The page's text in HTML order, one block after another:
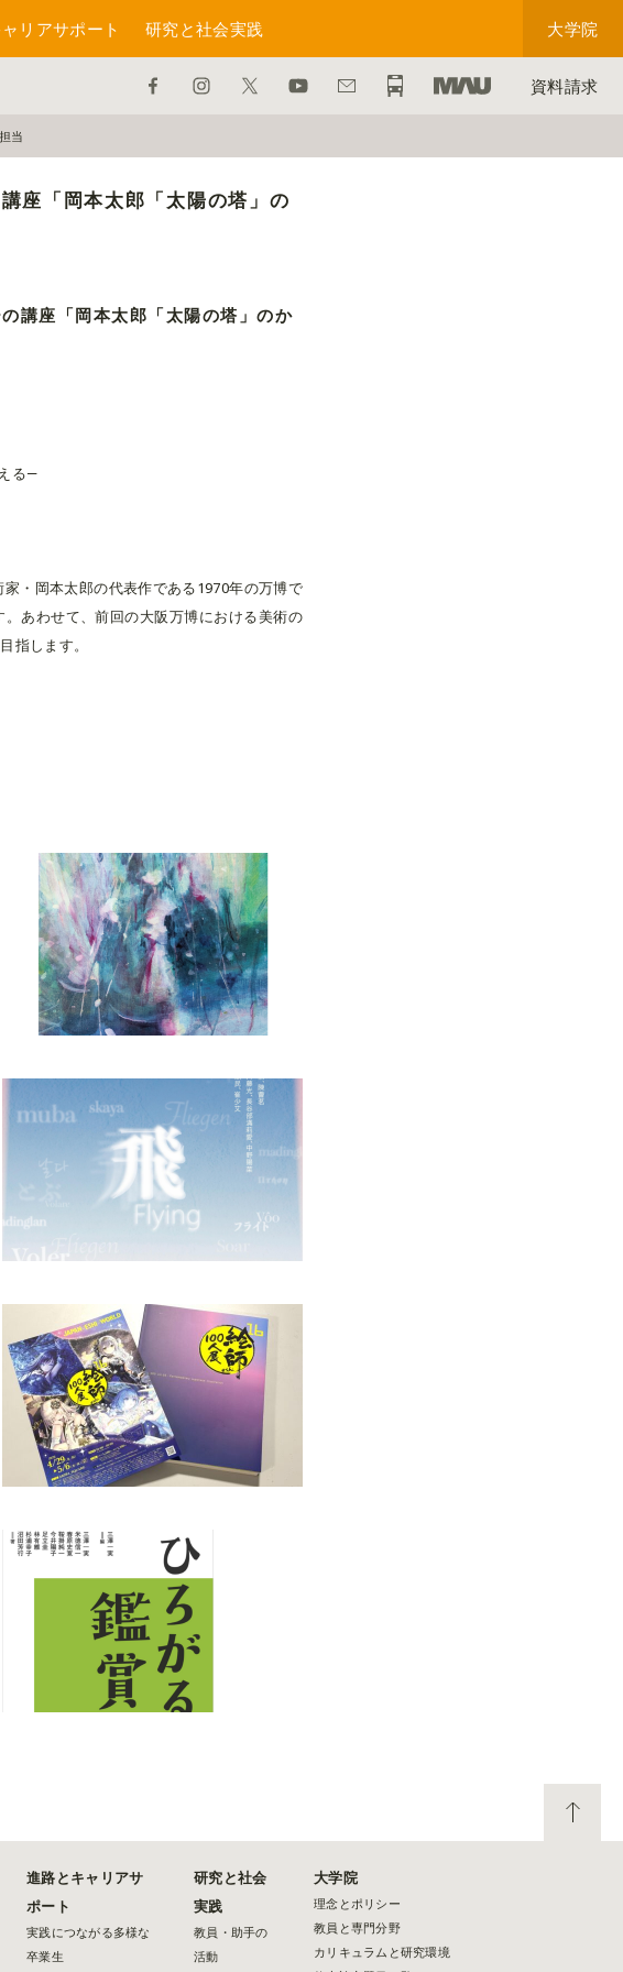
リアサポート 研究と社会実践 大学院
資料請求
当
座「岡本太郎「太陽の塔」の
講座「岡本太郎「太陽の塔」のか
る―
・岡本太郎の代表作である1970年の万博で
あわせて、前回の大阪万博における美術の
指します。
進路とキャリアサ
ポート
実践につながる多様な
卒業生
研究と社会
実践
教員・助手の
活動
大学院
理念とポリシー
教員と専門分野
カリキュラムと研究環境